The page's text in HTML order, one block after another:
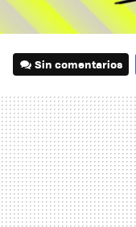
Sin comentarios